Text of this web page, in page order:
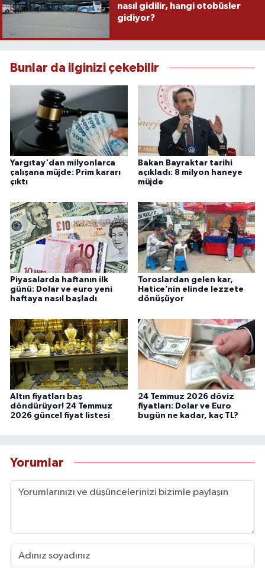
nasıl gidilir, hangi otobüsler
gidiyor?
Bunlar da ilginizi çekebilir
Yargıtay'dan milyonlarca
çalışana müjde: Prim kararı
çıktı
Bakan Bayraktar tarihi
açıkladı: 8 milyon haneye
müjde
Piyasalarda haftanın ilk
günü: Dolar ve euro yeni
haftaya nasıl başladı
Toroslardan gelen kar,
Hatice’nin elinde lezzete
dönüşüyor
Altın fiyatları baş
döndürüyor! 24 Temmuz
2026 güncel fiyat listesi
24 Temmuz 2026 döviz
fiyatları: Dolar ve Euro
bugün ne kadar, kaç TL?
Yorumlar